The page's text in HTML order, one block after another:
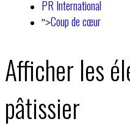
PR International
">Coup de cœur
Afficher les
pâtissier